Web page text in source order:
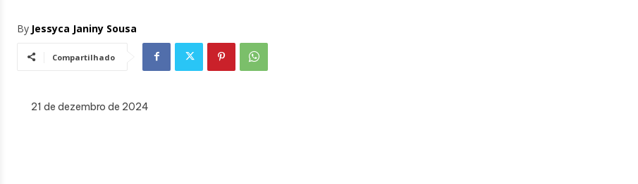
By Jessyca Janiny Sousa
Compartilhado
21 de dezembro de 2024